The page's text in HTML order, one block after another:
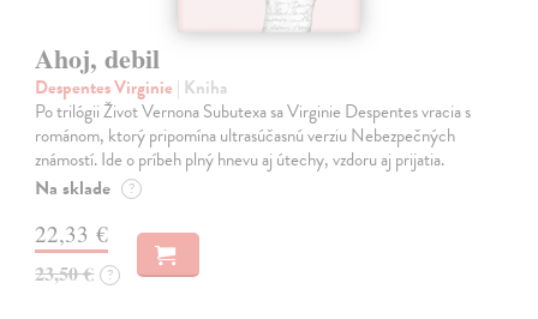
Ahoj, debil
Despentes Virginie | Kniha
Po trilógii Život Vernona Subutexa sa Virginie Despentes vracia s
románom, ktorý pripomína ultrasúčasnú verziu Nebezpečných
známostí. Ide o príbeh plný hnevu aj útechy, vzdoru aj prijatia.
Na sklade ?
22,33 €
23,50 € ?